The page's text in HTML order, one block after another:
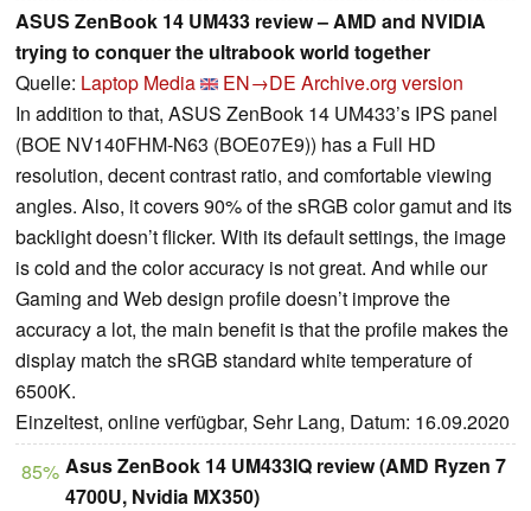
ASUS ZenBook 14 UM433 review – AMD and NVIDIA
trying to conquer the ultrabook world together
Quelle: Laptop Media EN→DE Archive.org version
In addition to that, ASUS ZenBook 14 UM433’s IPS panel
(BOE NV140FHM-N63 (BOE07E9)) has a Full HD
resolution, decent contrast ratio, and comfortable viewing
angles. Also, it covers 90% of the sRGB color gamut and its
backlight doesn’t flicker. With its default settings, the image
is cold and the color accuracy is not great. And while our
Gaming and Web design profile doesn’t improve the
accuracy a lot, the main benefit is that the profile makes the
display match the sRGB standard white temperature of
6500K.
Einzeltest, online verfügbar, Sehr Lang, Datum: 16.09.2020
85% Asus ZenBook 14 UM433IQ review (AMD Ryzen 7
4700U, Nvidia MX350)